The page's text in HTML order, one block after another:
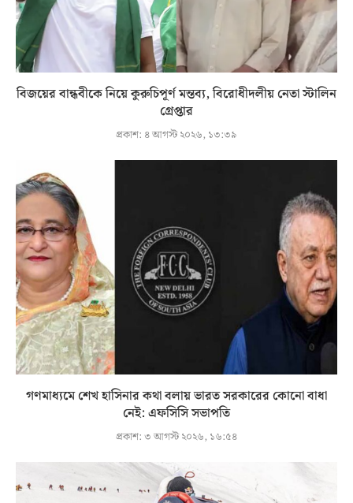
বিজয়ের বান্ধবীকে নিয়ে কুরুচিপূর্ণ মন্তব্য, বিরোধীদলীয় নেতা স্টালিন
গ্রেপ্তার
প্রকাশ: ৪ আগস্ট ২০২৬, ১৩:৩৯
গণমাধ্যমে শেখ হাসিনার কথা বলায় ভারত সরকারের কোনো বাধা
নেই: এফসিসি সভাপতি
প্রকাশ:৩ আগস্ট ২০২৬, ১৬:৫৪